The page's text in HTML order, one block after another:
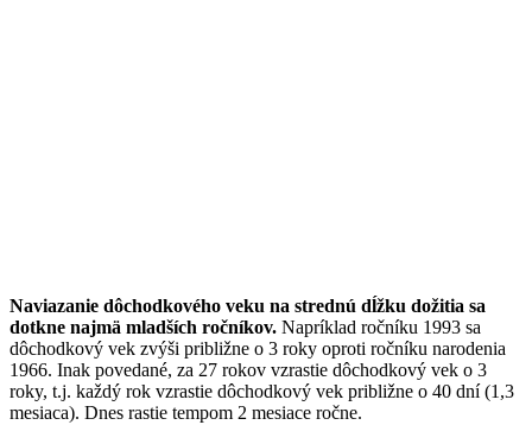
Naviazanie dôchodkového veku na strednú dĺžku dožitia sa
dotkne najmä mladších ročníkov. Napríklad ročníku 1993 sa
dôchodkový vek zvýši približne o 3 roky oproti ročníku narodenia
1966. Inak povedané, za 27 rokov vzrastie dôchodkový vek o 3
roky, t.j. každý rok vzrastie dôchodkový vek približne o 40 dní (1,3
mesiaca). Dnes rastie tempom 2 mesiace ročne.